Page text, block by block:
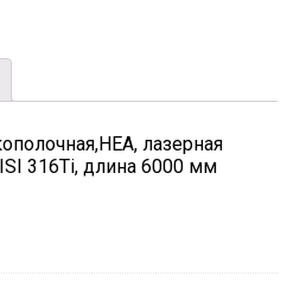
лазерная
316Ti, длина 6000 мм